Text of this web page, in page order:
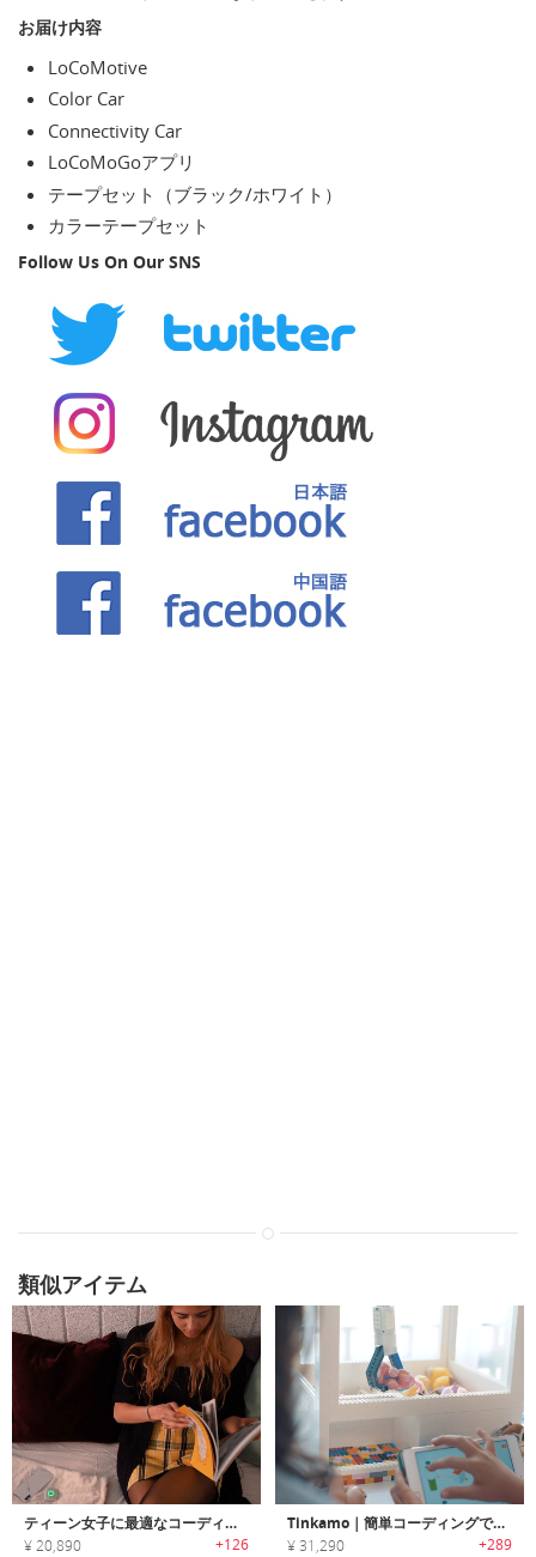
お届け内容
LoCoMotive
Color Car
Connectivity Car
LoCoMoGoアプリ
テープセット（ブラック/ホワイト）
カラーテープセット
Follow Us On Our SNS
類似アイテム
ティーン女子に最適なコーディングをスマホで学べるチャーム「imagiCharm（イマジチャーム）」
¥ 20,890 +126
Tinkamo｜簡単コーディングでアイディアを実現可能なスマートビルディングブロック「ティンカモ」
¥ 31,290 +289